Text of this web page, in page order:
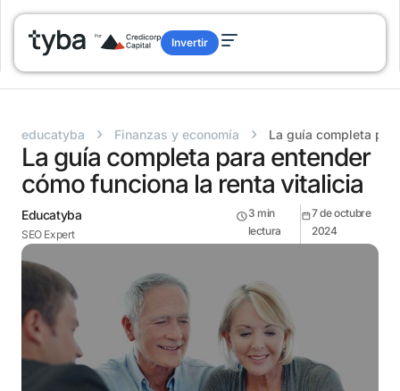
Invertir
educatyba › Finanzas y economía › La guía completa
La guía completa para entender
cómo funciona la renta vitalicia
Educatyba
SEO Expert
3 min
lectura
7 de octubre
2024